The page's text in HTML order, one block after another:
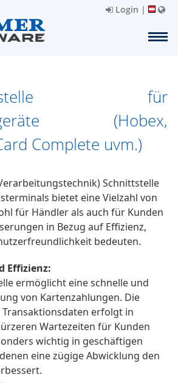
Login |
für
(Hobex,
Complete uvm.)
Schnittstelle
bietet eine Vielzahl von
für Händler als auch für Kunden
in Bezug auf Effizienz,
bedeuten.
Effizienz:
ermöglicht eine schnelle und
von Kartenzahlungen. Die
erfolgt in
Wartezeiten für Kunden
wichtig in geschäftigen
eine zügige Abwicklung den